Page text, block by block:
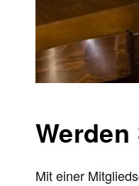
Mit einer